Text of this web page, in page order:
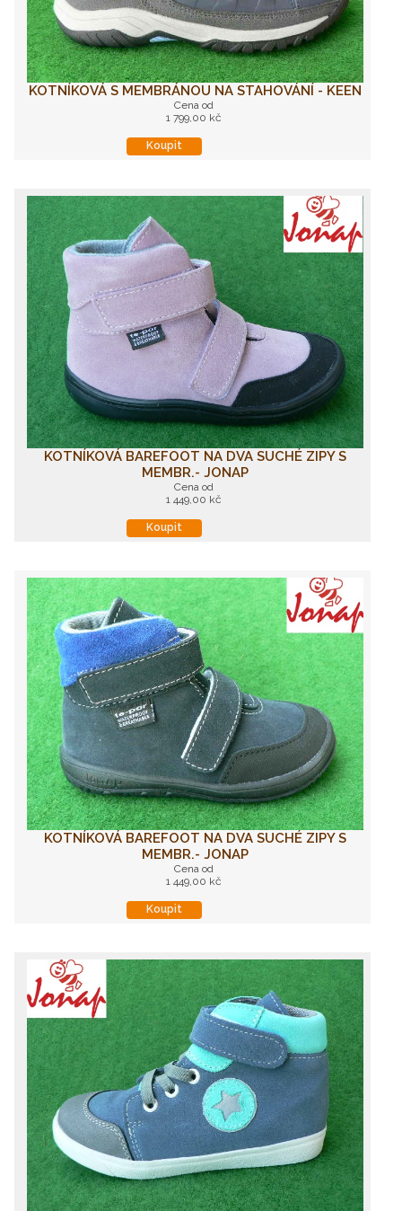
KOTNÍKOVÁ S MEMBRÁNOU NA STAHOVÁNÍ - KEEN
Cena od
1 799,00 kč
Koupit
KOTNÍKOVÁ BAREFOOT NA DVA SUCHÉ ZIPY S
MEMBR.- JONAP
Cena od
1 449,00 kč
Koupit
KOTNÍKOVÁ BAREFOOT NA DVA SUCHÉ ZIPY S
MEMBR.- JONAP
Cena od
1 449,00 kč
Koupit